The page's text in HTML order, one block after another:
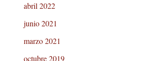
abril 2022
junio 2021
marzo 2021
octubre 2019